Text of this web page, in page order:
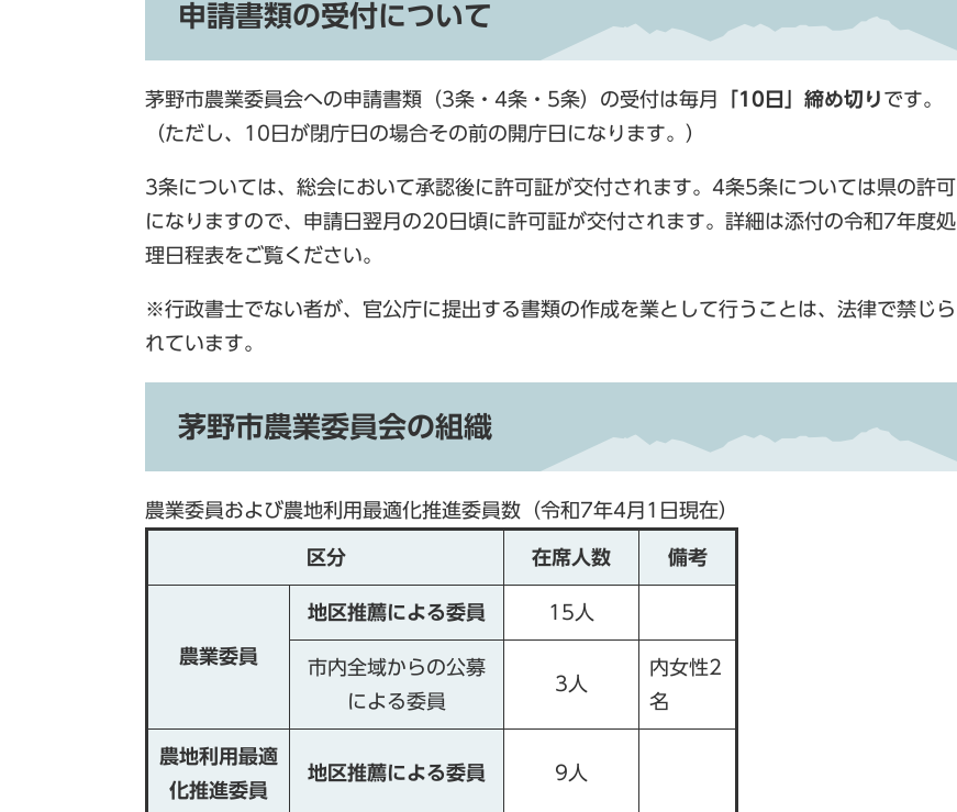
申請書類の受付について
茅野市農業委員会への申請書類（3条・4条・5条）の受付は毎月 「10日」締め切り です。
（ただし、10日が閉庁日の場合その前の開庁日になります。）
3条については、総会において承認後に許可証が交付されます。4条5条については県の許可
になりますので、申請日翌月の20日頃に許可証が交付されます。詳細は添付の令和7年度処
理日程表をご覧ください。
※行政書士でない者が、官公庁に提出する書類の作成を業として行うことは、法律で禁じら
れています。
茅野市農業委員会の組織
農業委員および農地利用最適化推進委員数（令和7年4月1日現在）
区分 在席人数 備考
農業委員
地区推薦による委員 15人
市内全域からの公募
による委員
3人
内女性2
名
農地利用最適
化推進委員
地区推薦による委員 9人